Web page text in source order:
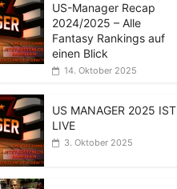
US-Manager Recap
2024/2025 – Alle
Fantasy Rankings auf
einen Blick
14. Oktober 2025
US MANAGER 2025 IST
LIVE
3. Oktober 2025